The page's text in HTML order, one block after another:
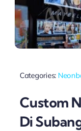
Categories:
Custom
Di